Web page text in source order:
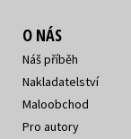
O NÁS
Náš příběh
Nakladatelství
Maloobchod
Pro autory